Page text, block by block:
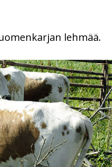
lehmää.